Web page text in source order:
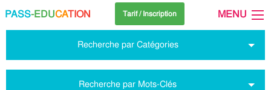
PASS-EDUCATION Tarif / Inscription MENU
Recherche par Catégories
Recherche par Mots-Clés